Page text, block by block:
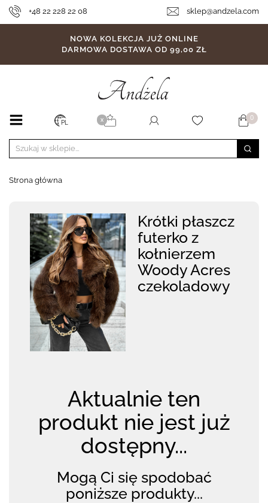
+48 22 228 22 08 sklep@andzela.com
NOWA KOLEKCJA JUŻ ONLINE
DARMOWA DOSTAWA OD 99,00 ZŁ
PL X 0
Strona główna
Krótki płaszcz
futerko z
kołnierzem
Woody Acres
czekoladowy
Aktualnie ten
produkt nie jest już
dostępny...
Mogą Ci się spodobać
poniższe produkty...